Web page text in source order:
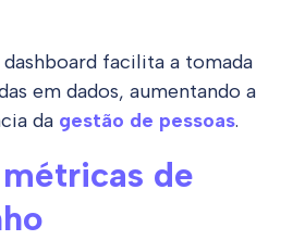
facilita a tomada
em dados, aumentando a
da gestão de pessoas.
de